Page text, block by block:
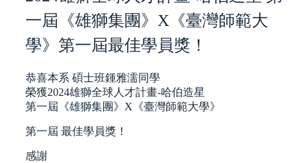
一屆《雄獅集團》X《臺灣師範大
學》第一屆最佳學員獎！
恭喜本系 碩士班鍾雅濡同學
榮獲2024雄獅全球人才計畫-哈伯造星
第一屆《雄獅集團》X《臺灣師範大學》
第一屆 最佳學員獎！
感謝